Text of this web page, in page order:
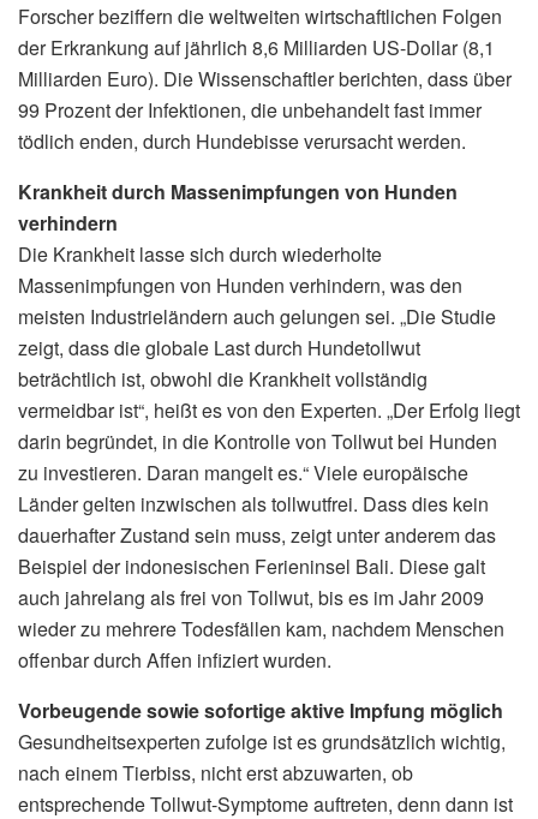
Forscher beziffern die weltweiten wirtschaftlichen Folgen
der Erkrankung auf jährlich 8,6 Milliarden US-Dollar (8,1
Milliarden Euro). Die Wissenschaftler berichten, dass über
99 Prozent der Infektionen, die unbehandelt fast immer
tödlich enden, durch Hundebisse verursacht werden.
Krankheit durch Massenimpfungen von Hunden
verhindern
Die Krankheit lasse sich durch wiederholte
Massenimpfungen von Hunden verhindern, was den
meisten Industrieländern auch gelungen sei. „Die Studie
zeigt, dass die globale Last durch Hundetollwut
beträchtlich ist, obwohl die Krankheit vollständig
vermeidbar ist“, heißt es von den Experten. „Der Erfolg liegt
darin begründet, in die Kontrolle von Tollwut bei Hunden
zu investieren. Daran mangelt es.“ Viele europäische
Länder gelten inzwischen als tollwutfrei. Dass dies kein
dauerhafter Zustand sein muss, zeigt unter anderem das
Beispiel der indonesischen Ferieninsel Bali. Diese galt
auch jahrelang als frei von Tollwut, bis es im Jahr 2009
wieder zu mehrere Todesfällen kam, nachdem Menschen
offenbar durch Affen infiziert wurden.
Vorbeugende sowie sofortige aktive Impfung möglich
Gesundheitsexperten zufolge ist es grundsätzlich wichtig,
nach einem Tierbiss, nicht erst abzuwarten, ob
entsprechende Tollwut-Symptome auftreten, denn dann ist